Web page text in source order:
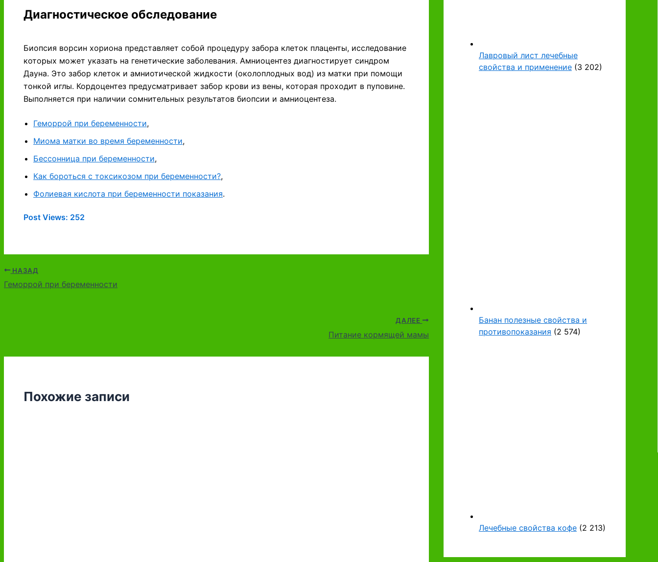
Диагностическое обследование
Биопсия ворсин хориона представляет собой процедуру забора клеток плаценты, исследование
которых может указать на генетические заболевания. Амниоцентез диагностирует синдром
Дауна. Это забор клеток и амниотической жидкости (околоплодных вод) из матки при помощи
тонкой иглы. Кордоцентез предусматривает забор крови из вены, которая проходит в пуповине.
Выполняется при наличии сомнительных результатов биопсии и амниоцентеза.
Геморрой при беременности,
Миома матки во время беременности,
Бессонница при беременности,
Как бороться с токсикозом при беременности?,
Фолиевая кислота при беременности показания.
Post Views: 252
НАЗАД
Геморрой при беременности
ДАЛЕЕ
Питание кормящей мамы
Похожие записи
Лавровый лист лечебные
свойства и применение (3 202)
Банан полезные свойства и
противопоказания (2 574)
Лечебные свойства кофе (2 213)